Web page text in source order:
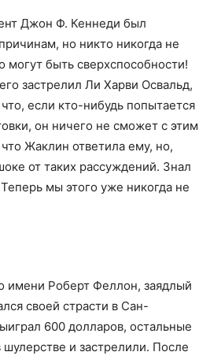
Джон Ф. Кеннеди был
но никто никогда не
могут быть сверхспособности!
застрелил Ли Харви Освальд,
если кто-нибудь попытается
он ничего не сможет с этим
Жаклин ответила ему, но,
от таких рассуждений. Знал
мы этого уже никогда не
имени Роберт Феллон, заядлый
своей страсти в Сан-
600 долларов, остальные
и застрелили. После